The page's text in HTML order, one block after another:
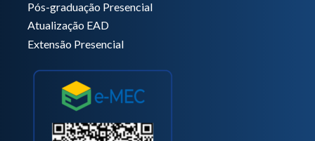
Pós-graduação Presencial
Atualização EAD
Extensão Presencial